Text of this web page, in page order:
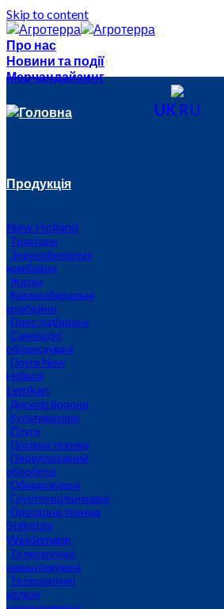
Skip to content
Про нас
Новини та події
Мерчандайзинг
UK RU
Головна
Продукція
New Holland
Трактори
Зернозбиральні
комбайни
Жатки
Кормозбиральні
комбайни
Прес-підбирачі
Самохідні
обприскувачі
Плуги New
Holland
Lemken
Дискові борони
Культиватори
Плуги
Посівна техніка
Передпосівний
обробіток
Обприскувачі
Грунтоущільнювачі
Просапна техніка
Steketee
Weidemann
Телескопічні
навантажувачі
Телескопічні
колісні